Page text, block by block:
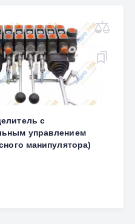
с
управлением
манипулятора)